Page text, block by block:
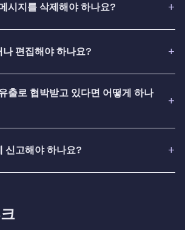
시지를 삭제해야 하나요?
편집해야 하나요?
출로 협박받고 있다면 어떻게 하나
신고해야 하나요?